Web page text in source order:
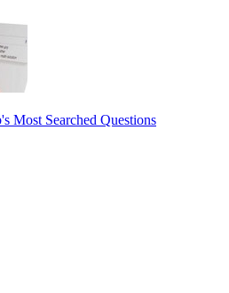
Most Searched Questions